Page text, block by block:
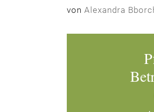
vonAlexandra